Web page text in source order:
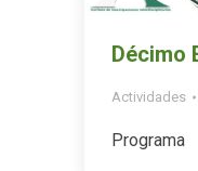
Décimo
Actividades
Programa